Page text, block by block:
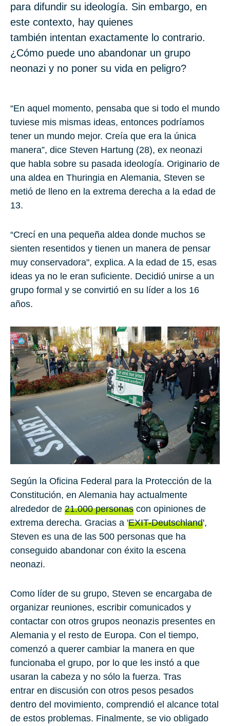
para difundir su ideología. Sin embargo, en
este contexto, hay quienes
también intentan exactamente lo contrario.
¿Cómo puede uno abandonar un grupo
neonazi y no poner su vida en peligro?
“En aquel momento, pensaba que si todo el mundo
tuviese mis mismas ideas, entonces podríamos
tener un mundo mejor. Creía que era la única
manera”, dice Steven Hartung (28), ex neonazi
que habla sobre su pasada ideología. Originario de
una aldea en Thuringia en Alemania, Steven se
metió de lleno en la extrema derecha a la edad de
13.
“Crecí en una pequeña aldea donde muchos se
sienten resentidos y tienen un manera de pensar
muy conservadora", explica. A la edad de 15, esas
ideas ya no le eran suficiente. Decidió unirse a un
grupo formal y se convirtió en su líder a los 16
años.
Según la Oficina Federal para la Protección de la
Constitución, en Alemania hay actualmente
alrededor de 21.000 personas con opiniones de
extrema derecha. Gracias a 'EXIT-Deutschland',
Steven es una de las 500 personas que ha
conseguido abandonar con éxito la escena
neonazi.
Como líder de su grupo, Steven se encargaba de
organizar reuniones, escribir comunicados y
contactar con otros grupos neonazis presentes en
Alemania y el resto de Europa. Con el tiempo,
comenzó a querer cambiar la manera en que
funcionaba el grupo, por lo que les instó a que
usaran la cabeza y no sólo la fuerza. Tras
entrar en discusión con otros pesos pesados
dentro del movimiento, comprendió el alcance total
de estos problemas. Finalmente, se vio obligado